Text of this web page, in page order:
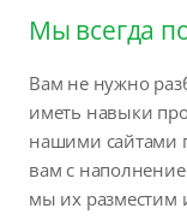
Мы всегда
Вам не нужно
иметь навыки
нашими сайтами
вам с
мы их разместим